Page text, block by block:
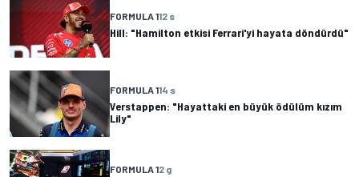
FORMULA 112 s
Hill: "Hamilton etkisi Ferrari'yi hayata döndürdü"
FORMULA 114 s
Verstappen: "Hayattaki en büyük ödülüm kızım
Lily"
FORMULA 12 g